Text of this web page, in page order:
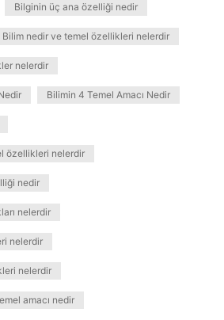
Bilginin üç ana özelliği nedir
Bilim nedir ve temel özellikleri nelerdir
nelerdir
Bilimin 4 Temel Amacı Nedir
özellikleri nelerdir
nedir
nelerdir
nelerdir
nelerdir
amacı nedir